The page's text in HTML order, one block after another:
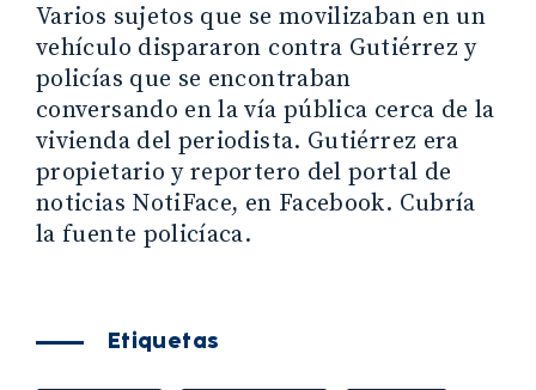
Varios sujetos que se movilizaban en un
vehículo dispararon contra Gutiérrez y
policías que se encontraban
conversando en la vía pública cerca de la
vivienda del periodista. Gutiérrez era
propietario y reportero del portal de
noticias NotiFace, en Facebook. Cubría
la fuente policíaca.
Etiquetas